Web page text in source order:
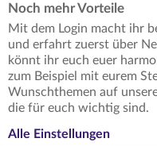
Noch mehr Vorteile
Mit dem Login macht ihr
und erfahrt zuerst über
könnt ihr euch euer
zum Beispiel mit eurem
Wunschthemen auf
die für euch wichtig sind.
Alle Einstellungen